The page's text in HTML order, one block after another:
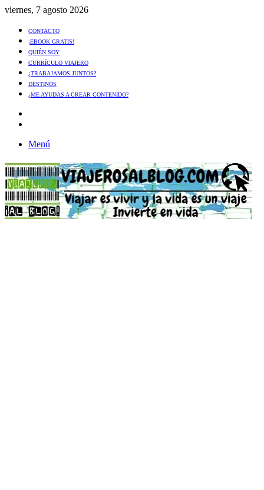
viernes, 7 agosto 2026
CONTACTO
¡EBOOK GRATIS!
QUIÉN SOY
CURRÍCULO VIAJERO
¿TRABAJAMOS JUNTOS?
DESTINOS
¿ME AYUDAS A CREAR CONTENIDO?
Menú